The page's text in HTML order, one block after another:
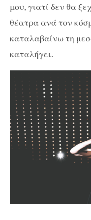
μου, γιατί δεν θα
θέατρα ανά τον
καταλαβαίνω τη
καταλήγει.